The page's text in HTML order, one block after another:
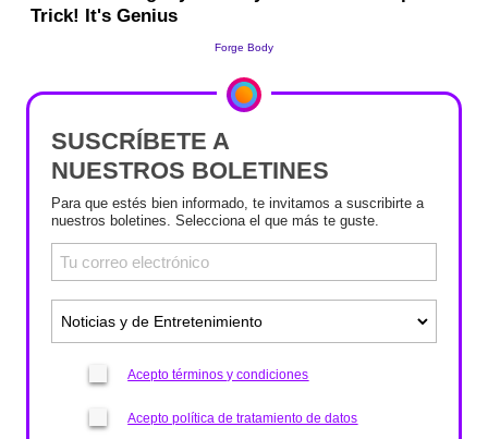
SUSCRÍBETE A
NUESTROS BOLETINES
Para que estés bien informado, te invitamos a suscribirte a
nuestros boletines. Selecciona el que más te guste.
Acepto términos y condiciones
Acepto política de tratamiento de datos